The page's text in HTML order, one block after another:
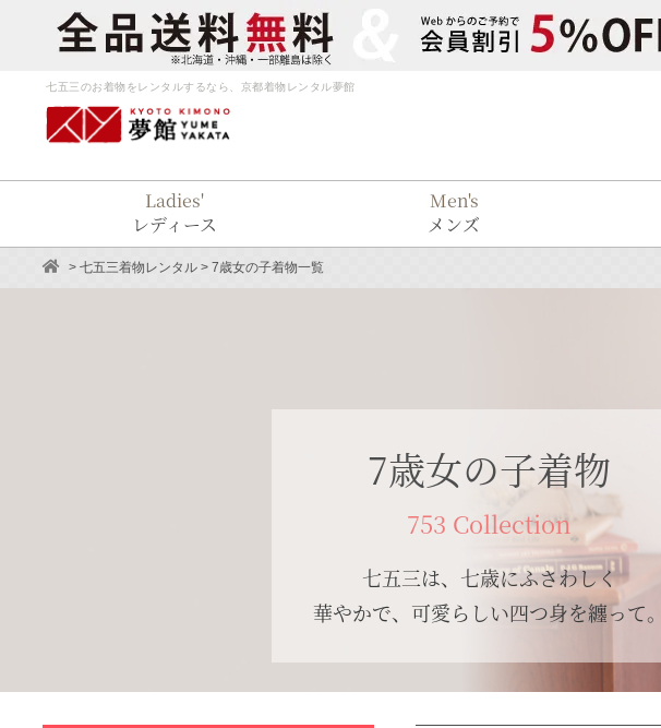
七五三のお着物をレンタルするなら、京都着物レンタル夢館
Ladies'
レディース
Men's
メンズ
> 七五三着物レンタル > 7歳女の子着物一覧
7歳女の子着物
753 Collection
七五三は、七歳にふさわしく
華やかで、可愛らしい四つ身を纏って。